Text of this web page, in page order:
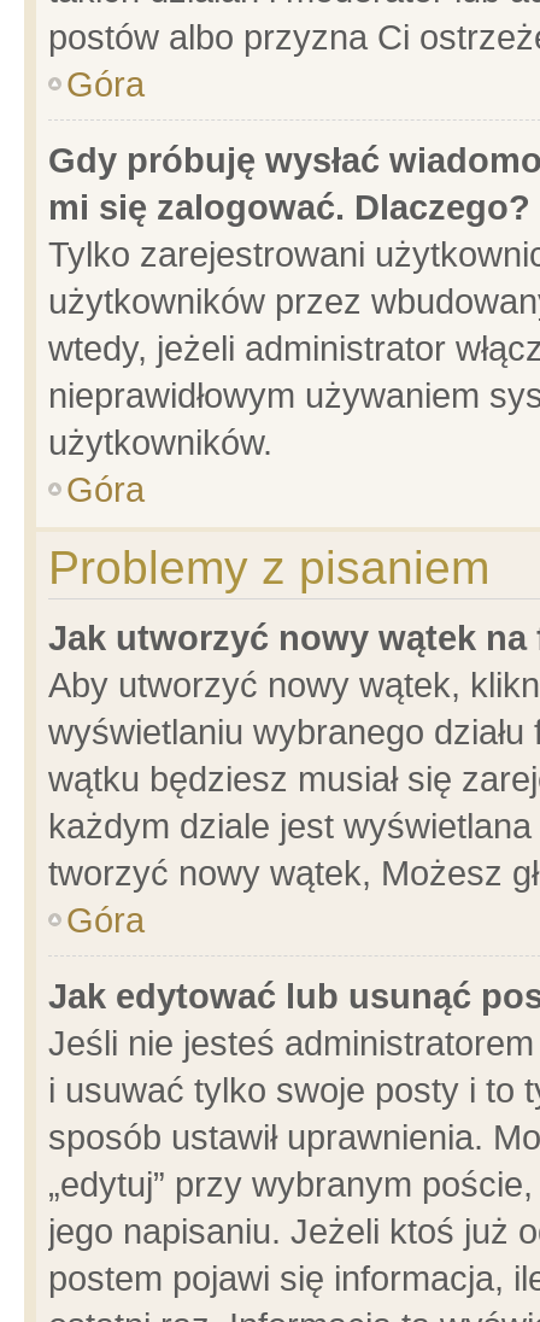
postów albo przyzna Ci
Góra
Gdy próbuję wysłać
mi się zalogować. Dlaczego?
Tylko zarejestrowani
użytkowników przez
wtedy, jeżeli administrator
nieprawidłowym używaniem
użytkowników.
Góra
Problemy z pisaniem
Jak utworzyć nowy wątek na
Aby utworzyć nowy wątek,
wyświetlaniu wybranego
wątku będziesz musiał się
każdym dziale jest
tworzyć nowy wątek, Możesz
Góra
Jak edytować lub usunąć
Jeśli nie jesteś
i usuwać tylko swoje posty i to
sposób ustawił uprawnienia.
„edytuj” przy wybranym
jego napisaniu. Jeżeli ktoś już
postem pojawi się informacja,